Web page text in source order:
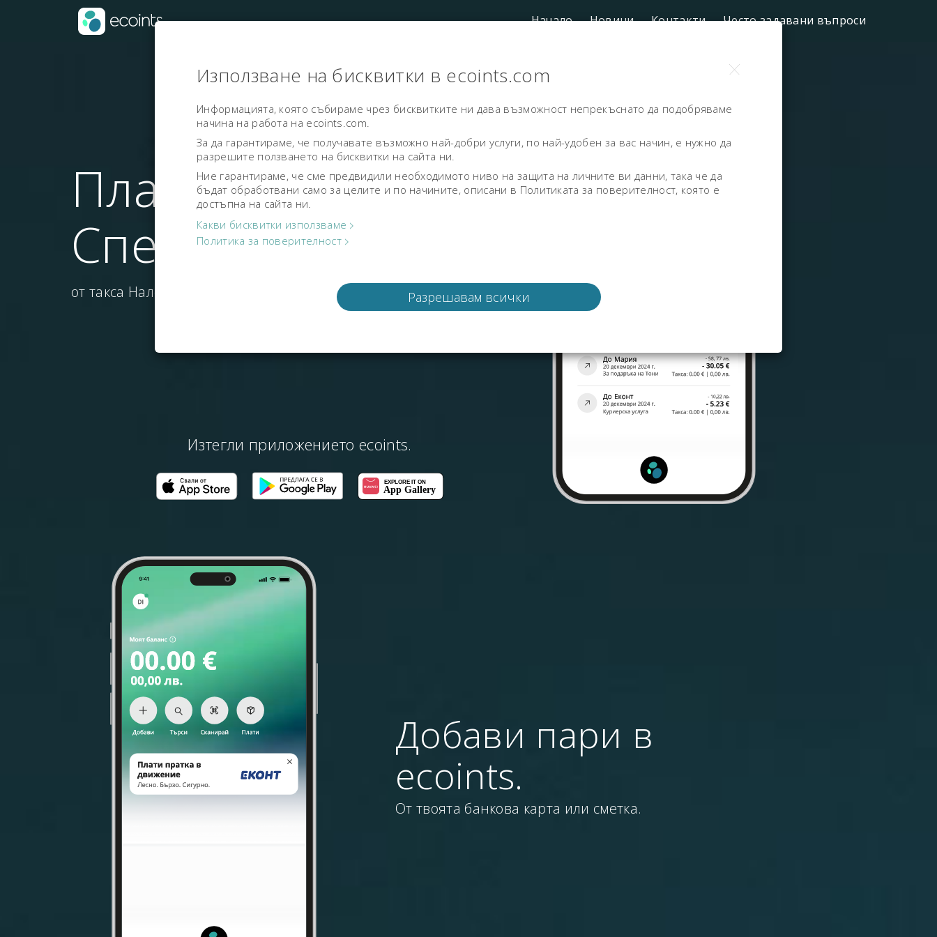
Начало Новини Контакти Често задавани въпроси
Плати бързо.
Спести двойно
от такса Наложен платеж.
Изтегли приложението ecoints.
Добави пари в
ecoints.
От твоята банкова карта или сметка.
Използване на бисквитки в ecoints.com
Информацията, която събираме чрез бисквитките ни дава възможност непрекъснато да подобряваме
начина на работа на ecoints.com.
За да гарантираме, че получавате възможно най-добри услуги, по най-удобен за вас начин, е нужно да
разрешите ползването на бисквитки на сайта ни.
Ние гарантираме, че сме предвидили необходимото ниво на защита на личните ви данни, така че да
бъдат обработвани само за целите и по начините, описани в Политиката за поверителност, която е
достъпна на сайта ни.
Какви бисквитки използваме
Политика за поверителност
Разрешавам всички